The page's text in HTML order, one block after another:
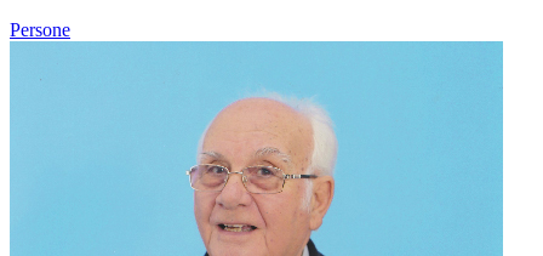
Persone